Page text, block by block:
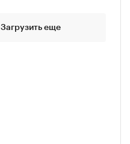
Загрузить еще